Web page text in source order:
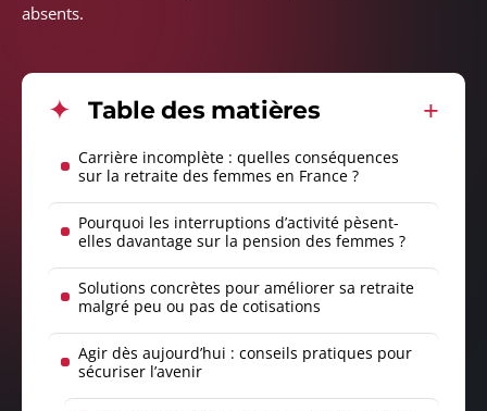
absents.
Table des matières
Carrière incomplète : quelles conséquences
sur la retraite des femmes en France ?
Pourquoi les interruptions d’activité pèsent-
elles davantage sur la pension des femmes ?
Solutions concrètes pour améliorer sa retraite
malgré peu ou pas de cotisations
Agir dès aujourd’hui : conseils pratiques pour
sécuriser l’avenir